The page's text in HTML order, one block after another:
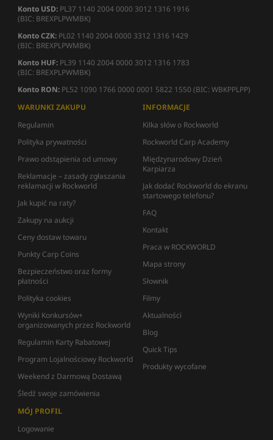
Konto USD: PL37 1140 2004 0000 3012 1316 1916
(BIC: BREXPLPWMBK)
Konto CZK: PL02 1140 2004 0000 3312 1316 1429
(BIC: BREXPLPWMBK)
Konto HUF: PL39 1140 2004 0000 3012 1316 1783
(BIC: BREXPLPWMBK)
Konto RON: PL52 1090 1766 0000 0001 5822 1550 (BIC: WBKPPLPP)
WARUNKI ZAKUPU
Regulamin
Polityka prywatności
Prawo odstąpienia od umowy
Reklamacje – zasady zgłaszania
reklamacji w Rockworld
Jak kupić na raty?
Zakupy na aukcji
Ceny dostaw towaru
Punkty Carp Coins
Bezpieczeństwo oraz formy
płatności
Polityka cookies
Wyniki Konkursów+
organizowanych przez Rockworld
Regulamin Karty Rabatowej
Program Lojalnościowy Rockworld
Weekend z Darmową Dostawą
Śledź swoje zamówienia
INFORMACJE
Kilka słów o Rockworld
Rockworld Carp Academy
Międzynarodowy Dzień
Karpiarza
Jak dodać Rockworld do ekranu
startowego telefonu?
FAQ
Kontakt
Praca w ROCKWORLD
Mapa strony
Słownik
Filmy
Aktualności
Blog
Quick Tips
Produkty wycofane
MÓJ PROFIL
Logowanie